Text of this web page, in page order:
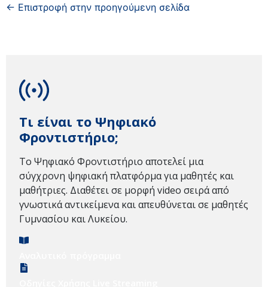
← Επιστροφή στην προηγούμενη σελίδα
Τι είναι το Ψηφιακό
Φροντιστήριο;
Το Ψηφιακό Φροντιστήριο αποτελεί μια
σύγχρονη ψηφιακή πλατφόρμα για μαθητές και
μαθήτριες. Διαθέτει σε μορφή video σειρά από
γνωστικά αντικείμενα και απευθύνεται σε μαθητές
Γυμνασίου και Λυκείου.